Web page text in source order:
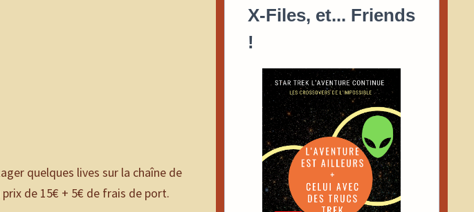
quelques lives sur la chaîne de
de 15€ + 5€ de frais de port.
X-Files, et... Friends
!